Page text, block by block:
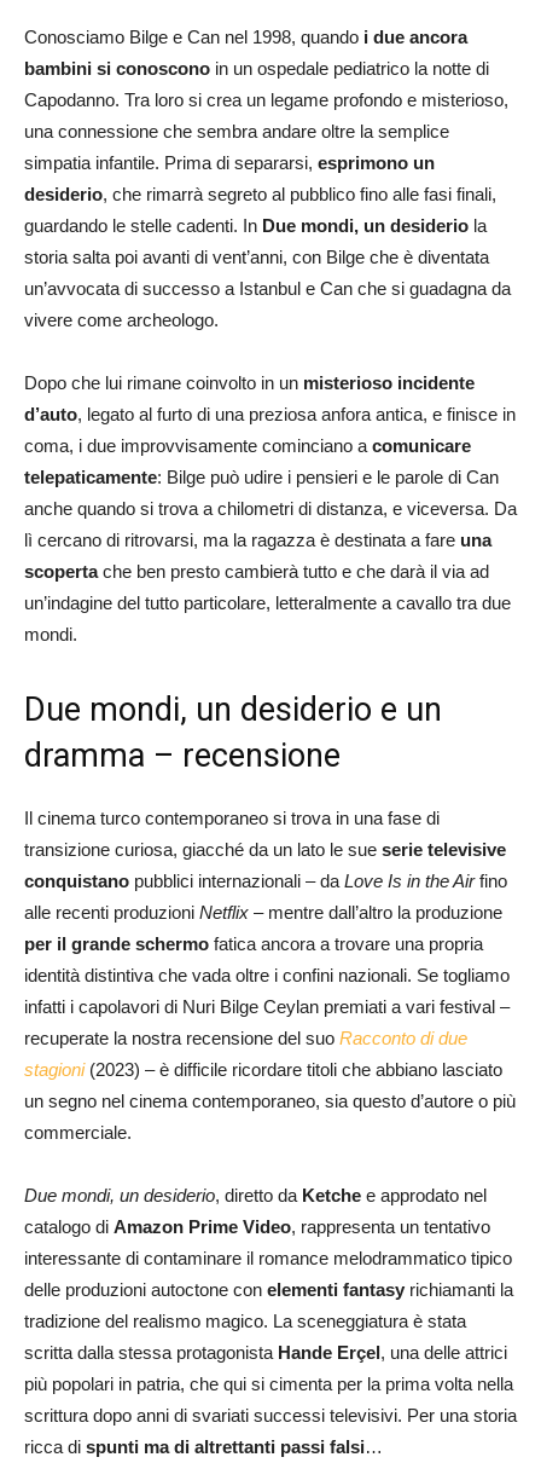
Conosciamo Bilge e Can nel 1998, quando i due ancora
bambini si conoscono in un ospedale pediatrico la notte di
Capodanno. Tra loro si crea un legame profondo e misterioso,
una connessione che sembra andare oltre la semplice
simpatia infantile. Prima di separarsi, esprimono un
desiderio, che rimarrà segreto al pubblico fino alle fasi finali,
guardando le stelle cadenti. In Due mondi, un desiderio la
storia salta poi avanti di vent’anni, con Bilge che è diventata
un’avvocata di successo a Istanbul e Can che si guadagna da
vivere come archeologo.
Dopo che lui rimane coinvolto in un misterioso incidente
d’auto, legato al furto di una preziosa anfora antica, e finisce in
coma, i due improvvisamente cominciano a comunicare
telepaticamente: Bilge può udire i pensieri e le parole di Can
anche quando si trova a chilometri di distanza, e viceversa. Da
lì cercano di ritrovarsi, ma la ragazza è destinata a fare una
scopertache ben presto cambierà tutto e che darà il via ad
un’indagine del tutto particolare, letteralmente a cavallo tra due
mondi.
Due mondi, un desiderio e un
dramma – recensione
Il cinema turco contemporaneo si trova in una fase di
transizione curiosa, giacché da un lato le sue serie televisive
conquistano pubblici internazionali – da Love Is in the Airfino
alle recenti produzioni Netflix – mentre dall’altro la produzione
per il grande schermo fatica ancora a trovare una propria
identità distintiva che vada oltre i confini nazionali. Se togliamo
infatti i capolavori di Nuri Bilge Ceylan premiati a vari festival –
recuperate la nostra recensione del suo Racconto di due
stagioni(2023) – è difficile ricordare titoli che abbiano lasciato
un segno nel cinema contemporaneo, sia questo d’autore o più
commerciale.
Due mondi, un desiderio, diretto da Ketche e approdato nel
catalogo di Amazon Prime Video, rappresenta un tentativo
interessante di contaminare il romance melodrammatico tipico
delle produzioni autoctone con elementi fantasy richiamanti la
tradizione del realismo magico. La sceneggiatura è stata
scritta dalla stessa protagonista Hande Erçel, una delle attrici
più popolari in patria, che qui si cimenta per la prima volta nella
scrittura dopo anni di svariati successi televisivi. Per una storia
ricca di spunti ma di altrettanti passi falsi…